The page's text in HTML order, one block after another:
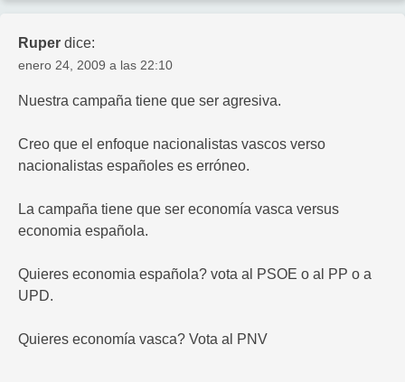
Ruper dice:
enero 24, 2009 a las 22:10
Nuestra campaña tiene que ser agresiva.
Creo que el enfoque nacionalistas vascos verso
nacionalistas españoles es erróneo.
La campaña tiene que ser economía vasca versus
economia española.
Quieres economia española? vota al PSOE o al PP o a
UPD.
Quieres economía vasca? Vota al PNV